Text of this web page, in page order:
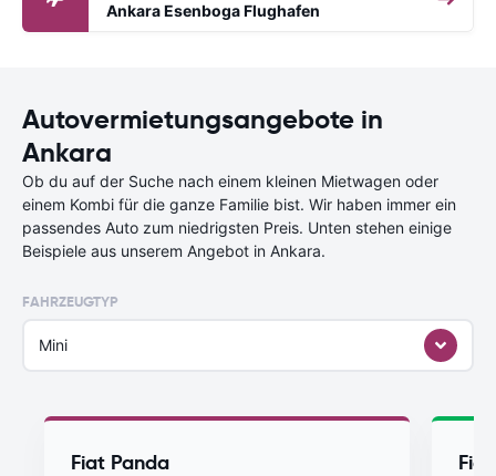
Ankara Esenboga Flughafen
Autovermietungsangebote in
Ankara
Ob du auf der Suche nach einem kleinen Mietwagen oder
einem Kombi für die ganze Familie bist. Wir haben immer ein
passendes Auto zum niedrigsten Preis. Unten stehen einige
Beispiele aus unserem Angebot in Ankara.
FAHRZEUGTYP
Mini
Fiat Panda